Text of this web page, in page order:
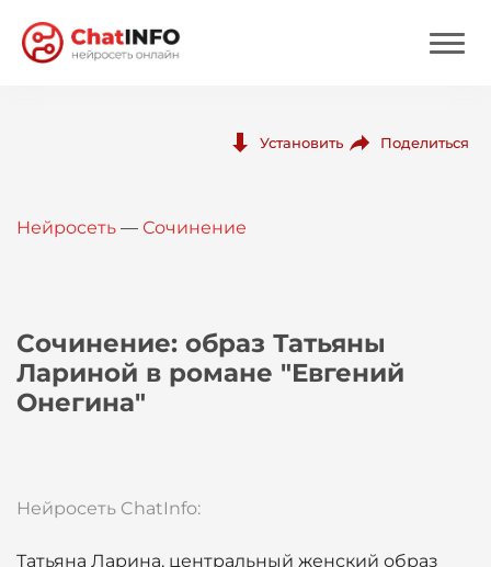
Вход
Установить Поделиться
Нейросеть — Сочинение
Сочинение: образ Татьяны
Лариной в романе "Евгений
Онегина"
Нейросеть ChatInfo:
Татьяна Ларина, центральный женский образ